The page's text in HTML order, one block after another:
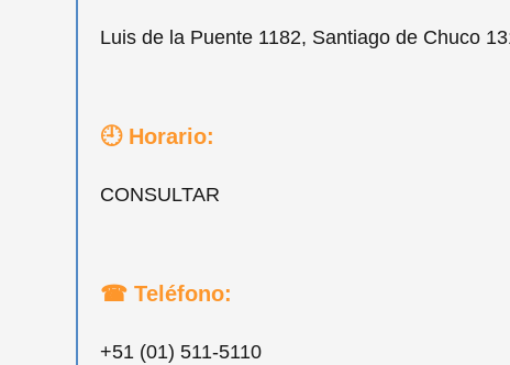
Luis de la Puente 1182, Santiago de Chuco
🕘 Horario:
CONSULTAR
☎ Teléfono:
+51 (01) 511-5110